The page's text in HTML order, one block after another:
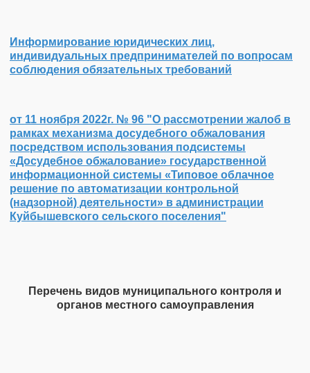
Информирование юридических лиц,
индивидуальных предпринимателей по вопросам
соблюдения обязательных требований
от 11 ноября 2022г. № 96 "О рассмотрении жалоб в
рамках механизма досудебного обжалования
посредством использования подсистемы
«Досудебное обжалование» государственной
информационной системы «Типовое облачное
решение по автоматизации контрольной
(надзорной) деятельности» в администрации
Куйбышевского сельского поселения"
Перечень видов муниципального контроля и
органов местного самоуправления